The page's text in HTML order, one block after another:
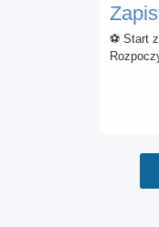
⚽ Start